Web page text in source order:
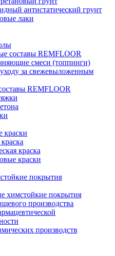
антистатический грунт
лаки
составы REMFLOOR
смеси (топпинги)
за свежевыложенным
REMFLOOR
краски
краска
краски
покрытия
химстойкие покрытия
производства
производств